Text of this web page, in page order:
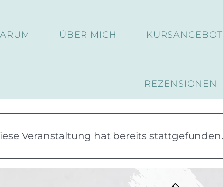
ÜBER MICH KURSANGEBOT
REZENSIONEN
Veranstaltung hat bereits stattgefunden.